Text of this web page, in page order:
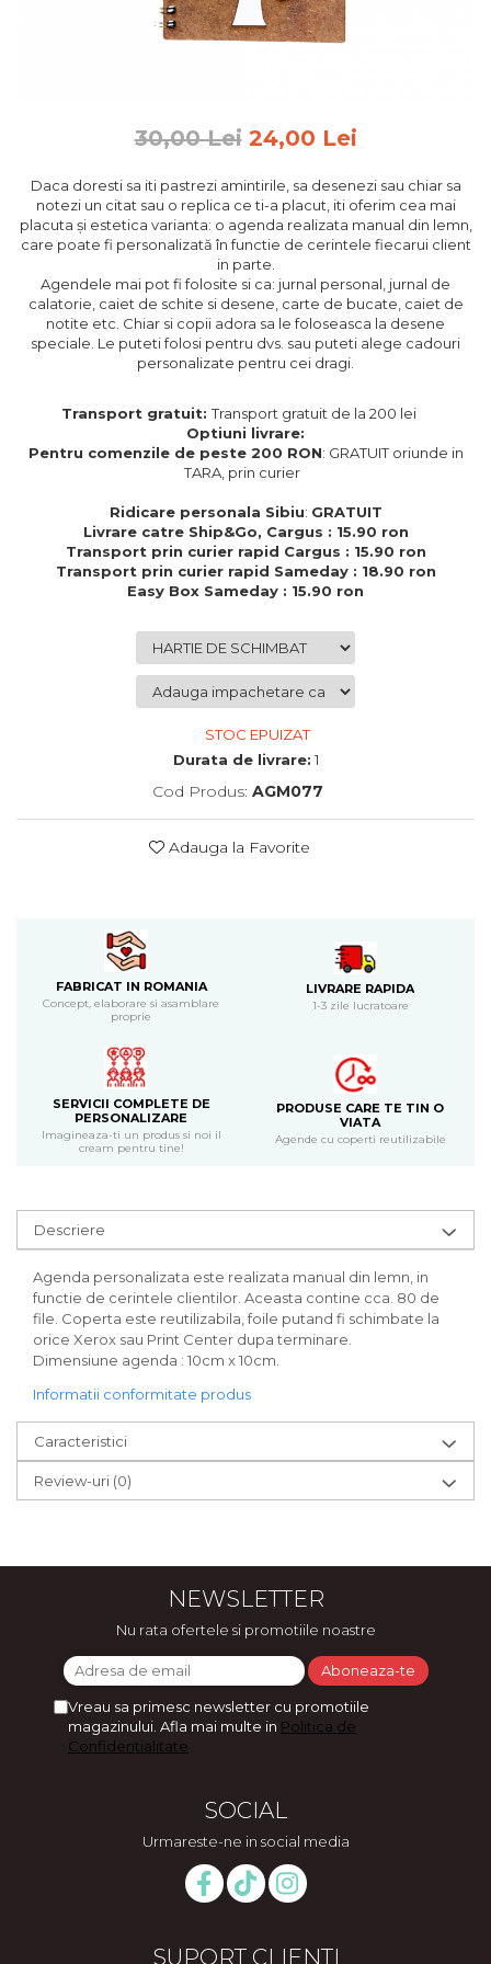
Felicitari din lemn
Felicitari pentru cei dragi
Felicitari cu model
Rame foto din lemn
Camion din lemn
Aromaterapie
Decoratiuni pentru casa
Genti si portofele barbati din
Cadouri de Paste
Produse personalizate pentru
nunti si botezuri
Cadouri personalizate pentru
Cadouri pentru profesori
Cadouri pentru parinti
Cadouri pentru iubit
Cadouri pentru iubita
Cadouri pentru mama
Cadouri pentru bunici
Cadouri personalizate pentru nasi
Bijuterii
CERCEI ZAMAC
Ateliere - planse cu nisip colorat
30,00 Lei 24,00 Lei
Daca doresti sa iti pastrezi amintirile, sa desenezi sau chiar sa
notezi un citat sau o replica ce ti-a placut, iti oferim cea mai
placuta și estetica varianta: o agenda realizata manual din lemn,
care poate fi personalizată în functie de cerintele fiecarui client
in parte.
Agendele mai pot fi folosite si ca: jurnal personal, jurnal de
calatorie, caiet de schite si desene, carte de bucate, caiet de
notite etc. Chiar si copii adora sa le foloseasca la desene
speciale. Le puteti folosi pentru dvs. sau puteti alege cadouri
personalizate pentru cei dragi.
Transport gratuit:Transport gratuit de la 200 lei
Optiuni livrare:
Pentru comenzile de peste 200 RON: GRATUIT oriunde in
TARA, prin curier
Ridicare personala Sibiu: GRATUIT
Livrare catre Ship&Go, Cargus : 15.90 ron
Transport prin curier rapid Cargus : 15.90 ron
Transport prin curier rapid Sameday : 18.90 ron
Easy Box Sameday : 15.90 ron
STOC EPUIZAT
Durata de livrare: 1
Cod Produs: AGM077
Adauga la Favorite
FABRICAT IN ROMANIA
Concept, elaborare si asamblare
proprie
LIVRARE RAPIDA
1-3 zile lucratoare
SERVICII COMPLETE DE
PERSONALIZARE
Imagineaza-ti un produs si noi il
cream pentru tine!
PRODUSE CARE TE TIN O
VIATA
Agende cu coperti reutilizabile
Descriere
Agenda personalizata este realizata manual din lemn, in
functie de cerintele clientilor. Aceasta contine cca. 80 de
file. Coperta este reutilizabila, foile putand fi schimbate la
orice Xerox sau Print Center dupa terminare.
Dimensiune agenda : 10cm x 10cm.
Informatii conformitate produs
Caracteristici
Review-uri (0)
NEWSLETTER
Nu rata ofertele si promotiile noastre
Vreau sa primesc newsletter cu promotiile
magazinului. Afla mai multe in Politica de
Confidentialitate
SOCIAL
Urmareste-ne in social media
SUPORT CLIENTI